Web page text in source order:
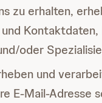
zu erhalten,
Kontaktdaten,
oder
und
E-Mail-Adresse